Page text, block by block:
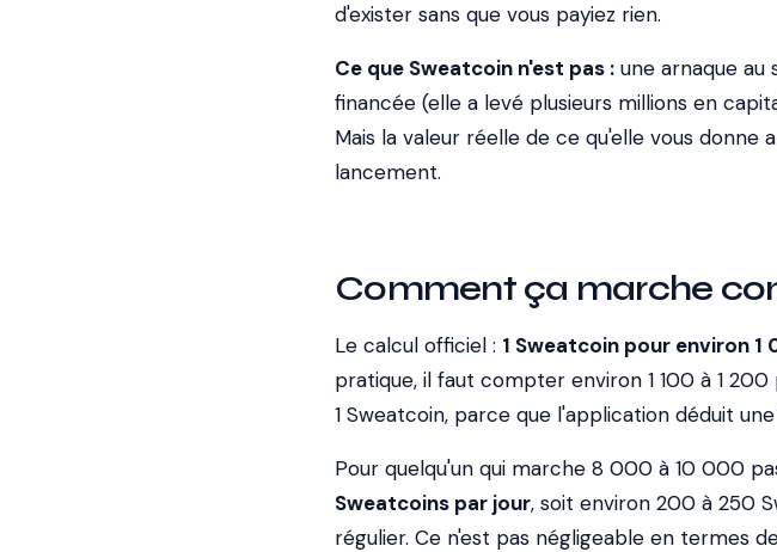
d'exister sans que vous payiez rien.
Ce que Sweatcoin n'est pas : une arnaque au
financée (elle a levé plusieurs millions en
Mais la valeur réelle de ce qu'elle vous
lancement.
Comment ça marche
Le calcul officiel : 1 Sweatcoin pour environ 1
pratique, il faut compter environ 1 100 à 1
1 Sweatcoin, parce que l'application déduit
Pour quelqu'un qui marche 8 000 à 10 000
Sweatcoins par jour, soit environ 200 à 250
régulier. Ce n'est pas négligeable en termes